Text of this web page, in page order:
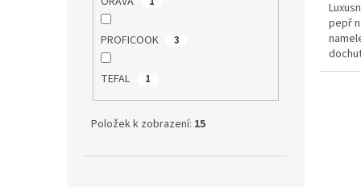
PROFICOOK 3
TEFAL 1
Položek k zobrazení: 15
pepř
jen